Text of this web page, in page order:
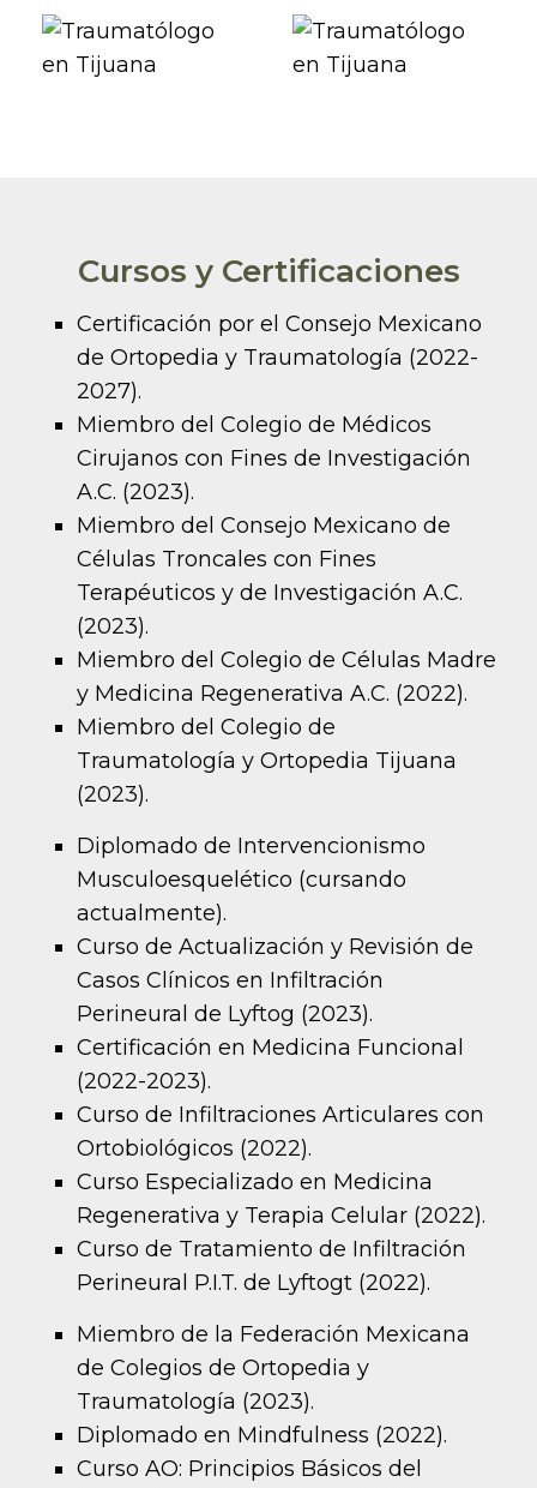
Cursos y Certificaciones
Certificación por el Consejo Mexicano
de Ortopedia y Traumatología (2022-
2027).
Miembro del Colegio de Médicos
Cirujanos con Fines de Investigación
A.C. (2023).
Miembro del Consejo Mexicano de
Células Troncales con Fines
Terapéuticos y de Investigación A.C.
(2023).
Miembro del Colegio de Células Madre
y Medicina Regenerativa A.C. (2022).
Miembro del Colegio de
Traumatología y Ortopedia Tijuana
(2023).
Diplomado de Intervencionismo
Musculoesquelético (cursando
actualmente).
Curso de Actualización y Revisión de
Casos Clínicos en Infiltración
Perineural de Lyftog (2023).
Certificación en Medicina Funcional
(2022-2023).
Curso de Infiltraciones Articulares con
Ortobiológicos (2022).
Curso Especializado en Medicina
Regenerativa y Terapia Celular (2022).
Curso de Tratamiento de Infiltración
Perineural P.I.T. de Lyftogt (2022).
Miembro de la Federación Mexicana
de Colegios de Ortopedia y
Traumatología (2023).
Diplomado en Mindfulness (2022).
Curso AO: Principios Básicos del